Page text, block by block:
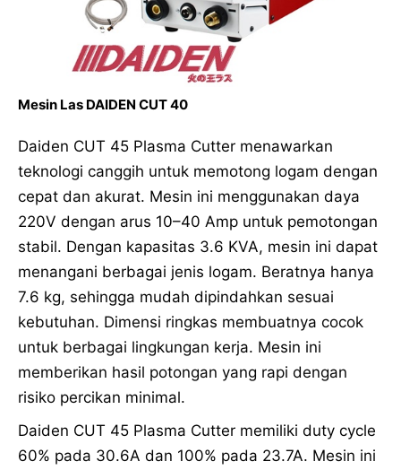
Mesin Las DAIDEN CUT 40
Daiden CUT 45 Plasma Cutter menawarkan
teknologi canggih untuk memotong logam dengan
cepat dan akurat. Mesin ini menggunakan daya
220V dengan arus 10–40 Amp untuk pemotongan
stabil. Dengan kapasitas 3.6 KVA, mesin ini dapat
menangani berbagai jenis logam. Beratnya hanya
7.6 kg, sehingga mudah dipindahkan sesuai
kebutuhan. Dimensi ringkas membuatnya cocok
untuk berbagai lingkungan kerja. Mesin ini
memberikan hasil potongan yang rapi dengan
risiko percikan minimal.
Daiden CUT 45 Plasma Cutter memiliki duty cycle
60% pada 30.6A dan 100% pada 23.7A. Mesin ini